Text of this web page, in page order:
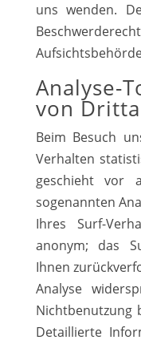
uns wenden.
von
Beim Besuch
Verhalten
geschieht vor
sogenannten
Ihres Surf-
anonym; das
Ihnen
Analyse
Nichtbenutzung
Detaillierte